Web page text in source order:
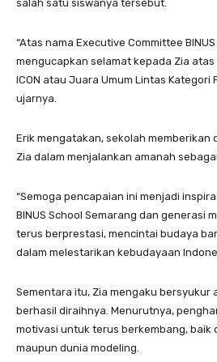
salah satu siswanya tersebut.
“Atas nama Executive Committee
mengucapkan selamat kepada Zia
ICON atau Juara Umum Lintas Kategori
ujarnya.
Erik mengatakan, sekolah memberikan
Zia dalam menjalankan amanah
“Semoga pencapaian ini menjadi
BINUS School Semarang dan generasi
terus berprestasi, mencintai budaya
dalam melestarikan kebudayaan
Sementara itu, Zia mengaku bersyukur
berhasil diraihnya. Menurutnya,
motivasi untuk terus berkembang, baik
maupun dunia modeling.